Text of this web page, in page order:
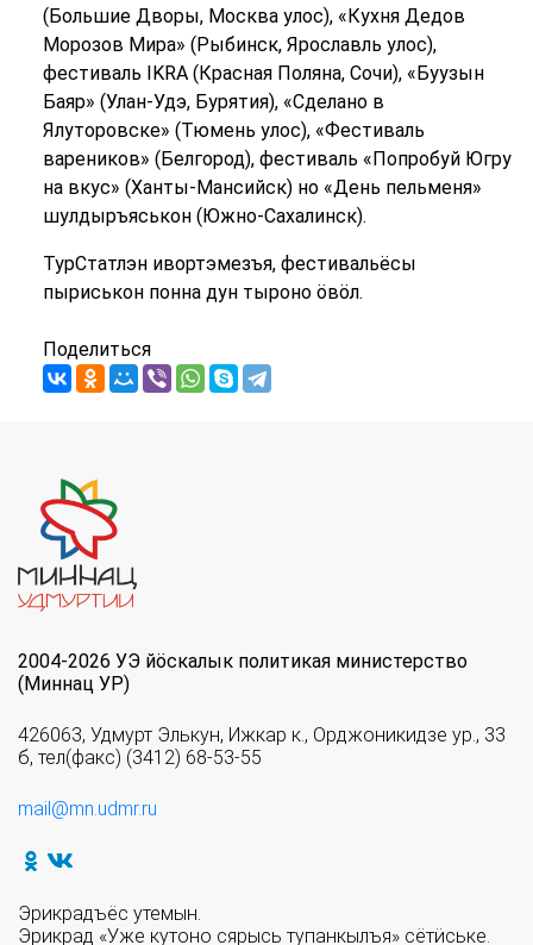
(Большие Дворы, Москва улос), «Кухня Дедов
Морозов Мира» (Рыбинск, Ярославль улос),
фестиваль IKRA (Красная Поляна, Сочи), «Буузын
Баяр» (Улан-Удэ, Бурятия), «Сделано в
Ялуторовске» (Тюмень улос), «Фестиваль
вареников» (Белгород), фестиваль «Попробуй Югру
на вкус» (Ханты-Мансийск) но «День пельменя»
шулдыръяськон (Южно-Сахалинск).
ТурСтатлэн ивортэмезъя, фестивальёсы
пыриськон понна дун тыроно ӧвӧл.
Поделиться
2004-2026 УЭ йöскалык политикая министерство
(Миннац УР)
426063, Удмурт Элькун, Ижкар к., Орджоникидзе ур., 33
б, тел(факс) (3412) 68-53-55
mail@mn.udmr.ru
Эрикрадъёс утемын.
Эрикрад «Уже кутоно сярысь тупанкылъя» сётӥське.